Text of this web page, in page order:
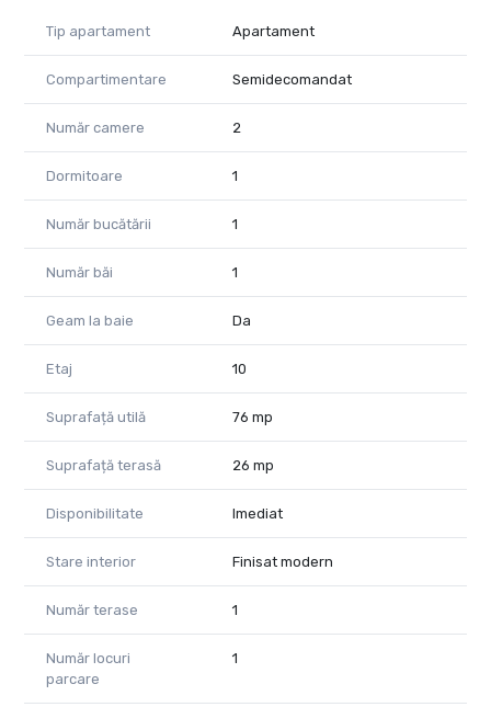
Tip apartament Apartament
Compartimentare Semidecomandat
Număr camere 2
Dormitoare 1
Număr bucătării 1
Număr băi 1
Geam la baie Da
Etaj 10
Suprafață utilă 76 mp
Suprafață terasă 26 mp
Disponibilitate Imediat
Stare interior Finisat modern
Număr terase 1
Număr locuri
parcare
1